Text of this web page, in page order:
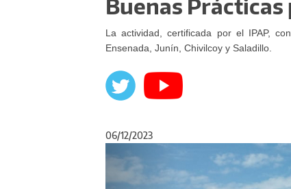
Buenas Prácticas
La actividad, certificada por el IPAP,
Ensenada, Junín, Chivilcoy y Saladillo.
06/12/2023
Anterior